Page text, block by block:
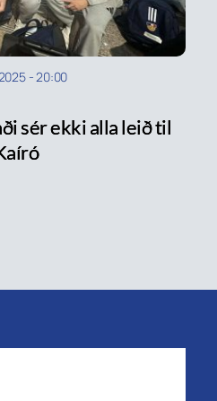
-20:00
sér ekki alla leið til